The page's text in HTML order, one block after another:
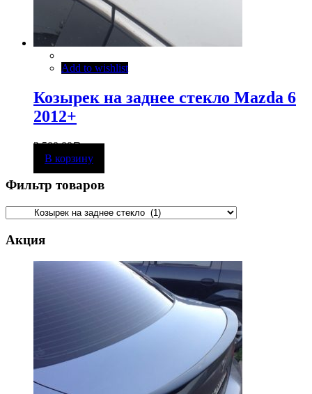
Add to wishlist
Козырек на заднее стекло Mazda 6
2012+
2 500,00Р
В корзину
Фильтр товаров
Акция